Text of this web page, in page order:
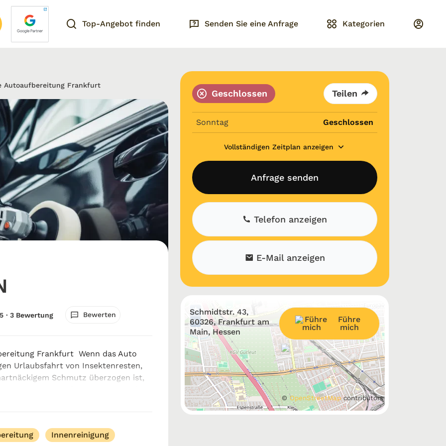
Top-Angebot finden Senden Sie eine Anfrage Kategorien
Autoaufbereitung Frankfurt
5 · 3 Bewertung Bewerten
Frankfurt Wenn das Auto
Urlaubsfahrt von Insektenresten,
Schmutz überzogen ist,
beste Autoaufbereitung Frankfurt
Innenreinigung
Geschlossen Teilen
Sonntag Geschlossen
Vollständigen Zeitplan anzeigen
Anfrage senden
Telefon anzeigen
E-Mail anzeigen
+
−
© OpenStreetMapcontributors
Schmidtstr. 43,
60326, Frankfurt am
Main, Hessen
Führe
mich